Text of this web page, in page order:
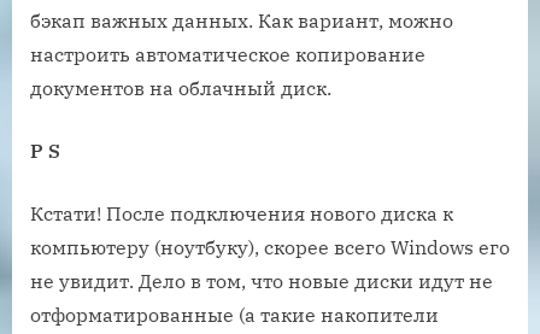
бэкап важных данных. Как вариант, можно
настроить автоматическое копирование
документов на облачный диск.
P S
Кстати! После подключения нового диска к
компьютеру (ноутбуку), скорее всего Windows его
не увидит. Дело в том, что новые диски идут не
отформатированные (а такие накопители